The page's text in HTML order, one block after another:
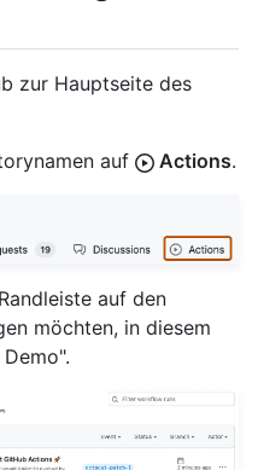
zur Hauptseite des
auf
Actions.
auf den
möchten, in diesem